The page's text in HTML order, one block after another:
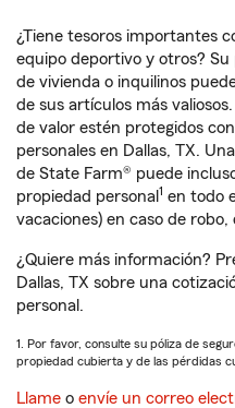
¿Tiene tesoros importantes
equipo deportivo y otros?
de vivienda o inquilinos
de sus artículos más
de valor estén protegidos
personales en Dallas, TX.
de State Farm® puede
propiedad personal 1 en todo
vacaciones) en caso de
¿Quiere más información?
Dallas, TX sobre una
personal.
1. Por favor, consulte su póliza de
propiedad cubierta y de las pérdidas
Llame o envíe un correo